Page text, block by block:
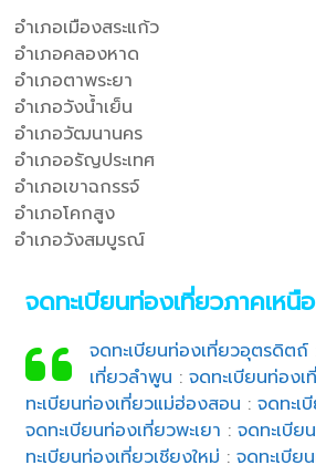
อำเภอเมืองสระแก้ว
อำเภอคลองหาด
อำเภอตาพระยา
อำเภอวังน้ำเย็น
อำเภอวัฒนานคร
อำเภออรัญประเทศ
อำเภอเขาฉกรรจ์
อำเภอโคกสูง
อำเภอวังสมบูรณ์
จดทะเบียนท่องเที่ยวภาคเหนือ
จดทะเบียนท่องเที่ยวอุตรดิตถ์
เที่ยวลำพูน : จดทะเบียนท่องเ
ทะเบียนท่องเที่ยวแม่ฮ่องสอน :จดทะเ
จดทะเบียนท่องเที่ยวพะเยา :จดทะเบีย
ทะเบียนท่องเที่ยวเชียงใหม่ :จดทะเบีย